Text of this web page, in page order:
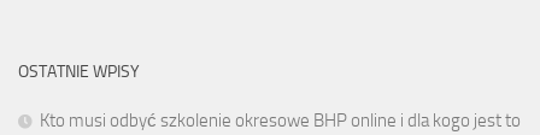
OSTATNIE WPISY
Kto musi odbyć szkolenie okresowe BHP online i dla kogo jest to